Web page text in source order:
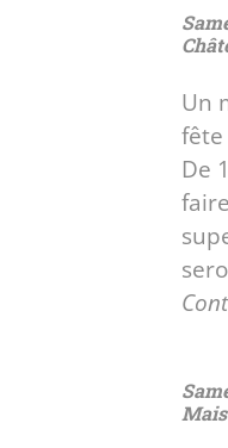
Un
fête
De